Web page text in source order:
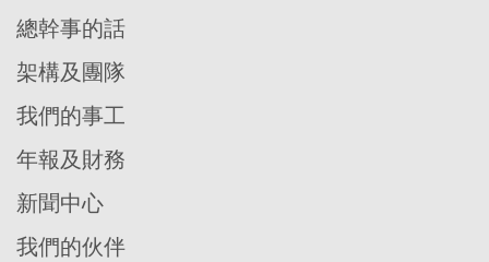
總幹事的話
架構及團隊
我們的事工
年報及財務
新聞中心
我們的伙伴